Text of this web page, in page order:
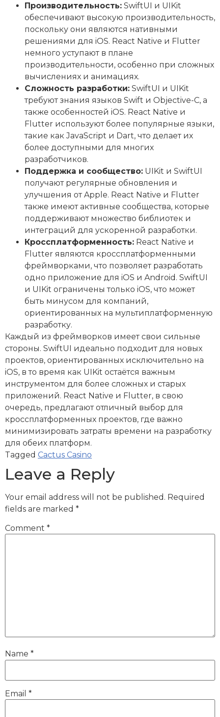
Производительность: SwiftUI и UIKit
обеспечивают высокую производительность,
поскольку они являются нативными
решениями для iOS. React Native и Flutter
немного уступают в плане
производительности, особенно при сложных
вычислениях и анимациях.
Сложность разработки: SwiftUI и UIKit
требуют знания языков Swift и Objective-C, а
также особенностей iOS. React Native и
Flutter используют более популярные языки,
такие как JavaScript и Dart, что делает их
более доступными для многих
разработчиков.
Поддержка и сообщество: UIKit и SwiftUI
получают регулярные обновления и
улучшения от Apple. React Native и Flutter
также имеют активные сообщества, которые
поддерживают множество библиотек и
интеграций для ускоренной разработки.
Кроссплатформенность: React Native и
Flutter являются кроссплатформенными
фреймворками, что позволяет разработать
одно приложение для iOS и Android. SwiftUI
и UIKit ограничены только iOS, что может
быть минусом для компаний,
ориентированных на мультиплатформенную
разработку.
Каждый из фреймворков имеет свои сильные
стороны. SwiftUI идеально подходит для новых
проектов, ориентированных исключительно на
iOS, в то время как UIKit остаётся важным
инструментом для более сложных и старых
приложений. React Native и Flutter, в свою
очередь, предлагают отличный выбор для
кроссплатформенных проектов, где важно
минимизировать затраты времени на разработку
для обеих платформ.
Tagged Cactus Casino
Leave a Reply
Your email address will not be published. Required
fields are marked *
Comment *
Name *
Email *